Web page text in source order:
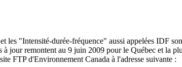
les "Intensité-durée-fréquence" aussi appelées IDF
à jour remontent au 9 juin 2009 pour le Québec et la
FTP d'Environnement Canada à l'adresse suivante :